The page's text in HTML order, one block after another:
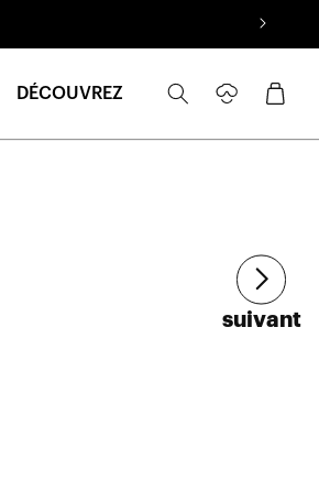
DÉCOUVREZ
connecter
Panier
Article
suivant